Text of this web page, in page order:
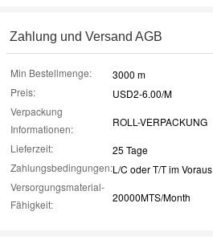
Zahlung und Versand AGB
Min Bestellmenge:
3000 m
Preis:
USD2-6.00/M
Verpackung
Informationen:
ROLL-VERPACKUNG
Lieferzeit:
25 Tage
Zahlungsbedingungen:L/C oder T/T im Voraus
Versorgungsmaterial-
Fähigkeit:
20000MTS/Month